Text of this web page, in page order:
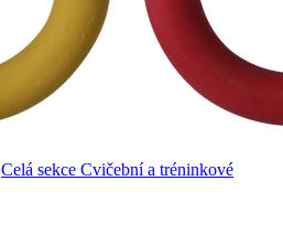
Celá sekce Cvičební a tréninkové